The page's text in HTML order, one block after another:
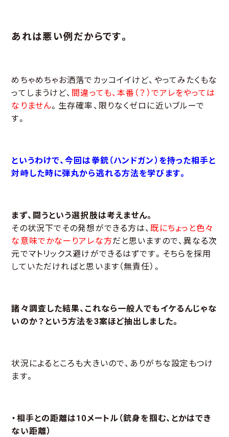
あれは悪い例だからです。
めちゃめちゃお洒落でカッコイイけど、やってみたくもな
ってしまうけど、 間違っても、本番（？）でアレをやっては
なりません。生存確率、限りなくゼロに近いブルーで
す。
というわけで、今回は拳銃（ハンドガン）を持った相手と
対峙した時に弾丸から逃れる方法を学びます。
まず、闘うという選択肢は考えません。
その状況下でその発想ができる方は、既にちょっと色々
な意味でかなーりアレな方だと思いますので、異なる次
元でマトリックス避けができるはずです。そちらを採用
していただければと思います（無責任）。
諸々調査した結果、これなら一般人でもイケるんじゃな
いのか？という方法を3案ほど抽出しました。
状況によるところも大きいので、ありがちな設定もつけ
ます。
・相手との距離は10メートル（銃身を掴む、とかはでき
ない距離）